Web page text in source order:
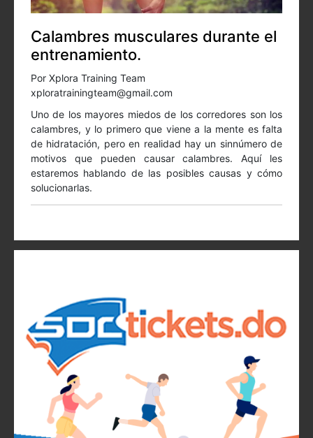
Calambres musculares durante el
entrenamiento.
Por Xplora Training Team
xploratrainingteam@gmail.com
Uno de los mayores miedos de los corredores son los
calambres, y lo primero que viene a la mente es falta
de hidratación, pero en realidad hay un sinnúmero de
motivos que pueden causar calambres. Aquí les
estaremos hablando de las posibles causas y cómo
solucionarlas.